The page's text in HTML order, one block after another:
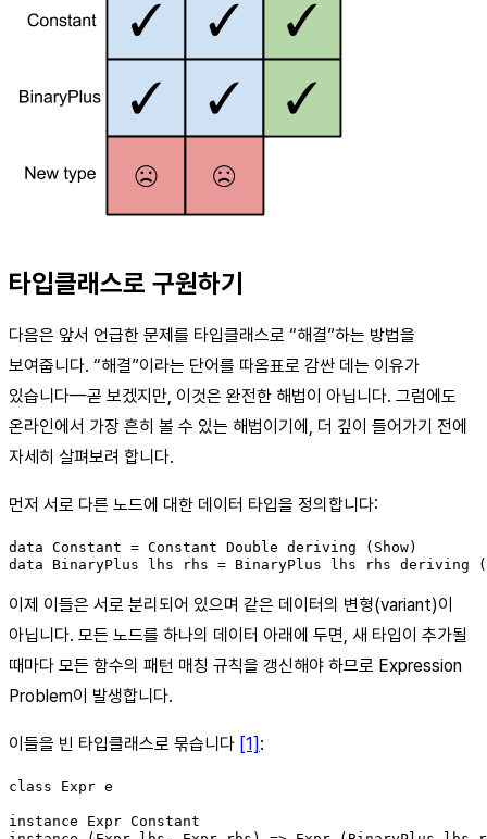
타입클래스로 구원하기
다음은 앞서 언급한 문제를 타입클래스로 “해결”하는 방법을
보여줍니다. “해결”이라는 단어를 따옴표로 감싼 데는 이유가
있습니다—곧 보겠지만, 이것은 완전한 해법이 아닙니다. 그럼에도
온라인에서 가장 흔히 볼 수 있는 해법이기에, 더 깊이 들어가기 전에
자세히 살펴보려 합니다.
먼저 서로 다른 노드에 대한 데이터 타입을 정의합니다:
data Constant = Constant Double deriving (Show)
data BinaryPlus lhs rhs = BinaryPlus lhs rhs deriving
이제 이들은 서로 분리되어 있으며 같은 데이터의 변형(variant)이
아닙니다. 모든 노드를 하나의 데이터 아래에 두면, 새 타입이 추가될
때마다 모든 함수의 패턴 매칭 규칙을 갱신해야 하므로 Expression
Problem이 발생합니다.
이들을 빈 타입클래스로 묶습니다 [1] :
class Expr e
instance Expr Constant